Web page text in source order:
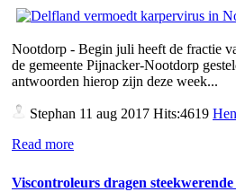
Nootdorp - Begin juli heeft de fractie
de gemeente Pijnacker-Nootdorp
antwoorden hierop zijn deze week...
Stephan 11 aug 2017 Hits:4619
Read more
Viscontroleurs dragen